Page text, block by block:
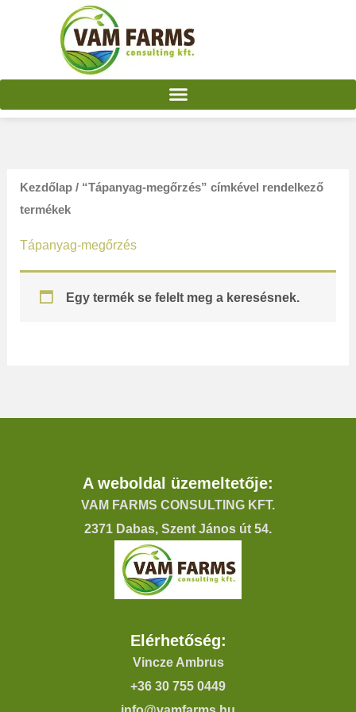
Kezdőlap / “Tápanyag-megőrzés” címkével rendelkező
termékek
Tápanyag-megőrzés
Egy termék se felelt meg a keresésnek.
A weboldal üzemeltetője:
VAM FARMS CONSULTING KFT.
2371 Dabas, Szent János út 54.
Elérhetőség:
Vincze Ambrus
+36 30 755 0449